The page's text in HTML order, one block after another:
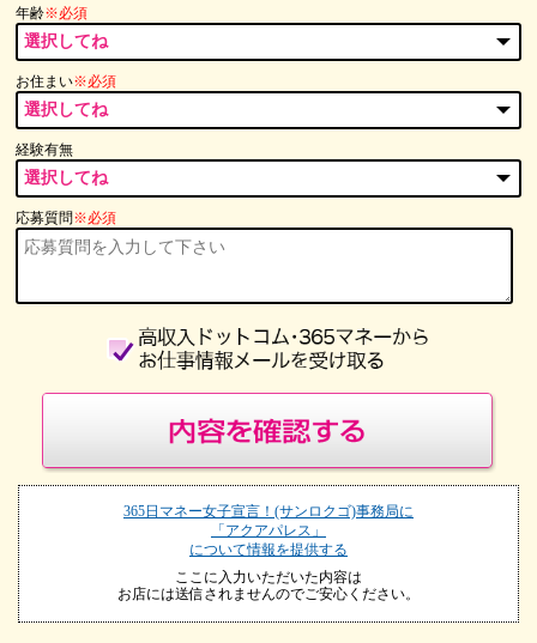
年齢※必須
お住まい※必須
経験有無
応募質問※必須
365日マネー女子宣言！(サンロクゴ)事務局に
「アクアパレス」
について情報を提供する
ここに入力いただいた内容は
お店には送信されませんのでご安心ください。